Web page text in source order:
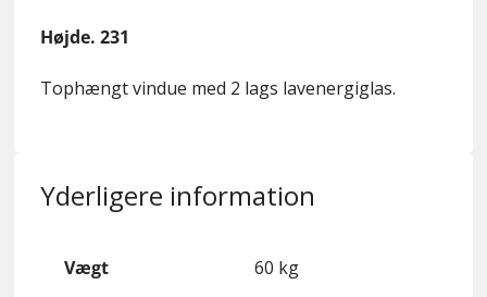
Højde. 231
Tophængt vindue med 2 lags lavenergiglas.
Yderligere information
Vægt 60 kg